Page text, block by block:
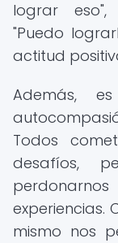
lograr
"Puedo
actitud
Además,
Todos
desafíos,
experiencias.
mismo nos